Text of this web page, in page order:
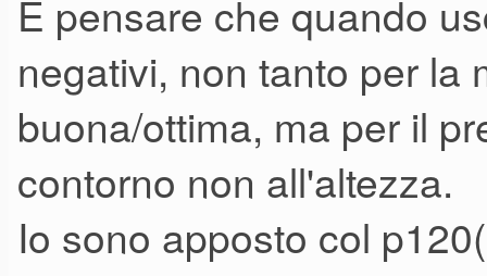
Nel senso, un unico
sia per la keybad, per
insomma fare tutto bene.
L'ideale sarebbe poi se
anche in ambito casalingo,
Yamaha p 515 tra quelli
E pensare che quando
negativi, non tanto per la
buona/ottima, ma per il
contorno non all'altezza.
Io sono apposto col